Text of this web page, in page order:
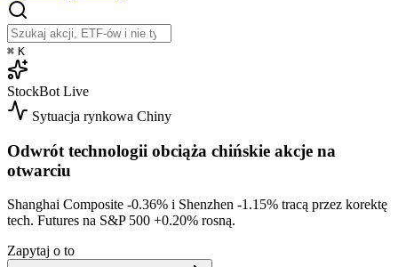
⌘ K
StockBot Live
Sytuacja rynkowa Chiny
Odwrót technologii obciąża chińskie akcje na
otwarciu
Shanghai Composite -0.36% i Shenzhen -1.15% tracą przez korektę
tech. Futures na S&P 500 +0.20% rosną.
Zapytaj o to